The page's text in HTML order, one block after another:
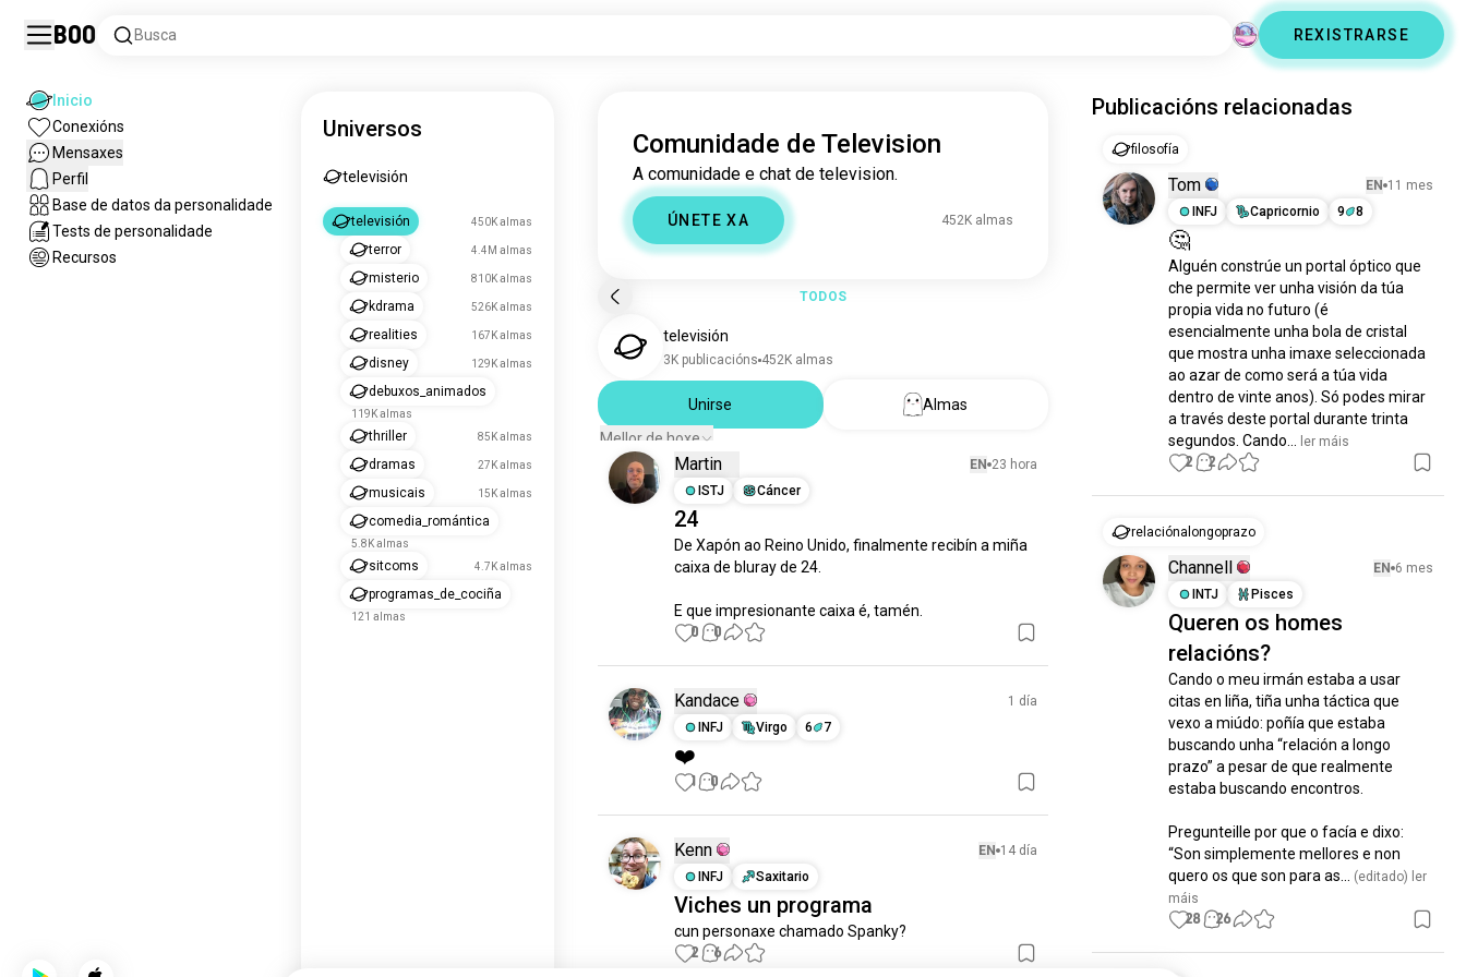
Boo Busca REXISTRARSE
Inicio
Conexións
Mensaxes
Perfil
Base de datos da personalidade
Tests de personalidade
Recursos
Universos
televisión
televisión 450K almas
terror 4.4M almas
misterio 810K almas
kdrama 526K almas
realities 167K almas
disney 129K almas
debuxos_animados
119K almas
thriller 85K almas
dramas 27K almas
musicais 15K almas
comedia_romántica
5.8K almas
sitcoms 4.7K almas
programas_de_cociña
121 almas
Comunidade de Television
A comunidade e chat de television.
ÚNETE XA 452K almas
TODOS
televisión
3K publicacións 452K almas
Unirse
Almas
Mellor de hoxe
Martin EN 23 hora
ISTJ
Cáncer
24
De Xapón ao Reino Unido, finalmente recibín a miña
caixa de bluray de 24.
E que impresionante caixa é, tamén.
0 0
Kandace
1 día
INFJ
Virgo 6 7
❤️
1 0
Kenn EN 14 día
INFJ
Saxitario
Viches un programa
cun personaxe chamado Spanky?
2 6
Publicacións relacionadas
filosofía
Tom EN 11 mes
INFJ
Capricornio 9 8
🤔
Alguén constrúe un portal óptico que
che permite ver unha visión da túa
propia vida no futuro (é
esencialmente unha bola de cristal
que mostra unha imaxe seleccionada
ao azar de como será a túa vida
dentro de vinte anos). Só podes mirar
a través deste portal durante trinta
segundos. Cando...
ler máis
2 2
relaciónalongoprazo
Channell EN 6 mes
INTJ
Pisces
Queren os homes
relacións?
Cando o meu irmán estaba a usar
citas en liña, tiña unha táctica que
vexo a miúdo: poñía que estaba
buscando unha “relación a longo
prazo” a pesar de que realmente
estaba buscando encontros.
Pregunteille por que o facía e dixo:
“Son simplemente mellores e non
quero os que son para as...
(editado) ler
máis
28 26